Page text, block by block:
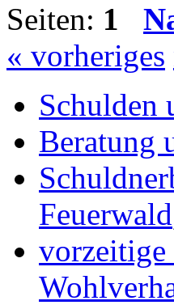
Seiten: 1
« vorheriges
Schulden
Beratung
Feuerwald
vorzeitige